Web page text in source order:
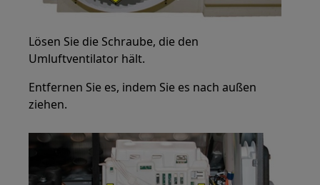
Lösen Sie die Schraube, die den
Umluftventilator hält.
Entfernen Sie es, indem Sie es nach außen
ziehen.